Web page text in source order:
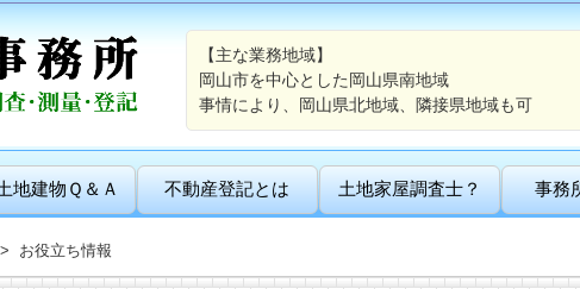
【主な業務地域】
岡山市を中心とした岡山県南地域
事情により、岡山県北地域、隣接県地域も可
地建物Ｑ＆Ａ 不動産登記とは 土地家屋調査士？ 事務
お役立ち情報